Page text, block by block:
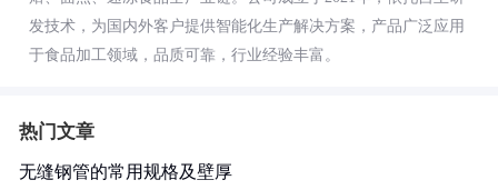
发技术，为国内外客户提供智能化生产解决方案，产品广泛应用
于食品加工领域，品质可靠，行业经验丰富。
热门文章
无缝钢管的常用规格及壁厚